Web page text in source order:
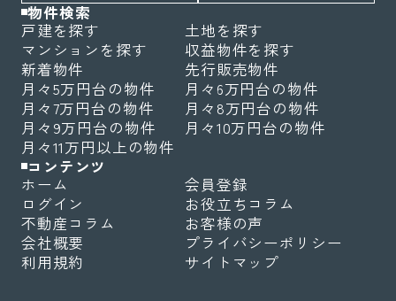
物件検索
戸建を探す
土地を探す
マンションを探す
収益物件を探す
新着物件
先行販売物件
月々5万円台の物件
月々6万円台の物件
月々7万円台の物件
月々8万円台の物件
月々9万円台の物件
月々10万円台の物件
月々11万円以上の物件
コンテンツ
ホーム
会員登録
ログイン
お役立ちコラム
不動産コラム
お客様の声
会社概要
プライバシーポリシー
利用規約
サイトマップ